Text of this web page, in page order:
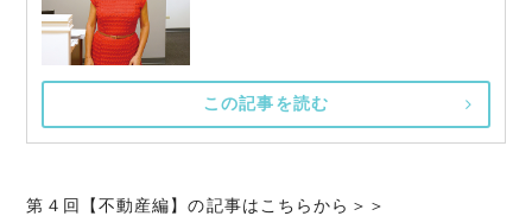
この記事を読む
第４回【不動産編】の記事はこちらから＞＞